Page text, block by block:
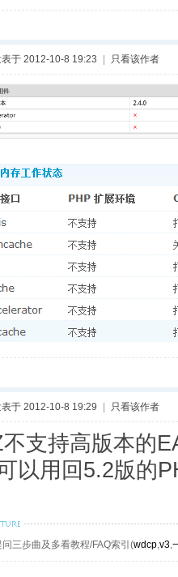
表于 2012-10-8 19:23 只看该作者
表于 2012-10-8 19:29 只看该作者
不支持高版本的
以用回5.2版的
三步曲及多看教程/FAQ索引(wdcp,v3,